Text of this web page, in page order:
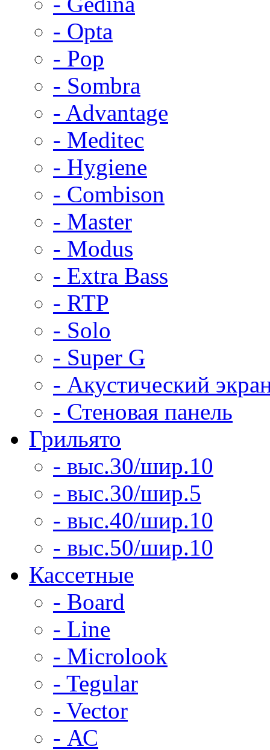
- Opta
- Pop
- Sombra
- Advantage
- Meditec
- Hygiene
- Combison
- Master
- Modus
- Extra Bass
- RTP
- Solo
- Super G
- Акустический
- Стеновая панель
Грильято
- выс.30/шир.10
- выс.30/шир.5
- выс.40/шир.10
- выс.50/шир.10
Кассетные
- Board
- Line
- Microlook
- Tegular
- Vector
- АС